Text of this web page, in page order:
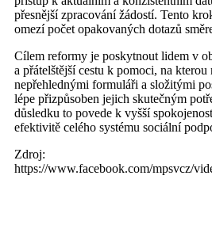
přesnější zpracování žádostí. Tento
omezí počet opakovaných dotazů
Cílem reformy je poskytnout lidem v
a přátelštější cestu k pomoci, na
nepřehlednými formuláři a složitými
lépe přizpůsoben jejich skutečným
důsledku to povede k vyšší
efektivitě celého systému sociální
Zdroj:
https://www.facebook.com/mpsvcz/